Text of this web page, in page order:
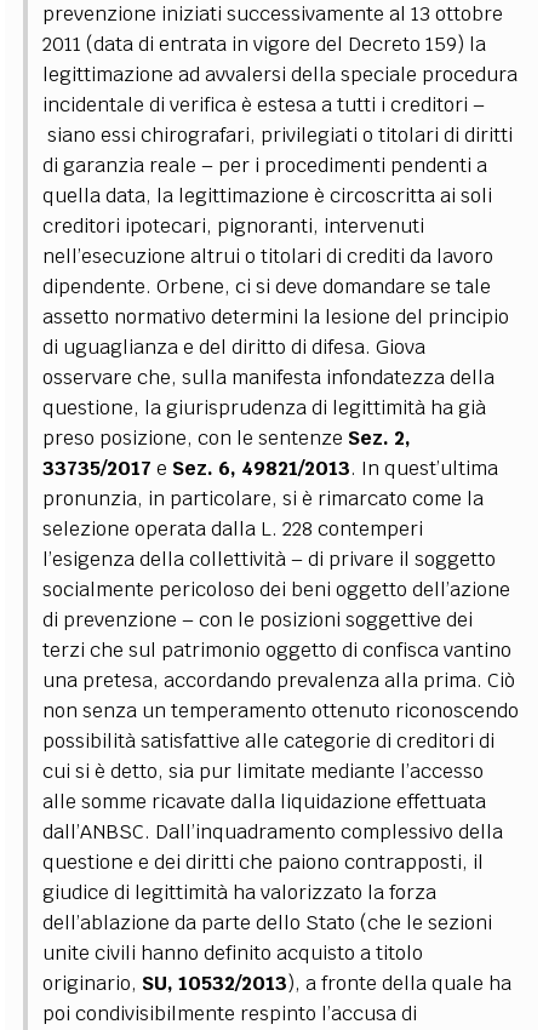
prevenzione iniziati successivamente al 13 ottobre
2011 (data di entrata in vigore del Decreto 159) la
legittimazione ad avvalersi della speciale procedura
incidentale di verifica è estesa a tutti i creditori –
siano essi chirografari, privilegiati o titolari di diritti
di garanzia reale – per i procedimenti pendenti a
quella data, la legittimazione è circoscritta ai soli
creditori ipotecari, pignoranti, intervenuti
nell’esecuzione altrui o titolari di crediti da lavoro
dipendente.Orbene, ci si deve domandare se tale
assetto normativo determini la lesione del principio
di uguaglianza e del diritto di difesa. Giova
osservare che, sulla manifesta infondatezza della
questione, la giurisprudenza di legittimità ha già
preso posizione, con le sentenze Sez. 2,
33735/2017 e Sez. 6, 49821/2013. In quest’ultima
pronunzia, in particolare, si è rimarcato come la
selezione operata dalla L. 228 contemperi
l’esigenza della collettività – di privare il soggetto
socialmente pericoloso dei beni oggetto dell’azione
di prevenzione – con le posizioni soggettive dei
terzi che sul patrimonio oggetto di confisca vantino
una pretesa, accordando prevalenza alla prima.Ciò
non senza un temperamento ottenuto riconoscendo
possibilità satisfattive alle categorie di creditori di
cui si è detto, sia pur limitate mediante l’accesso
alle somme ricavate dalla liquidazione effettuata
dall’ANBSC. Dall’inquadramento complessivo della
questione e dei diritti che paiono contrapposti, il
giudice di legittimità ha valorizzato la forza
dell’ablazione da parte dello Stato (che le sezioni
unite civili hanno definito acquisto a titolo
originario, SU, 10532/2013), a fronte della quale ha
poi condivisibilmente respinto l’accusa di